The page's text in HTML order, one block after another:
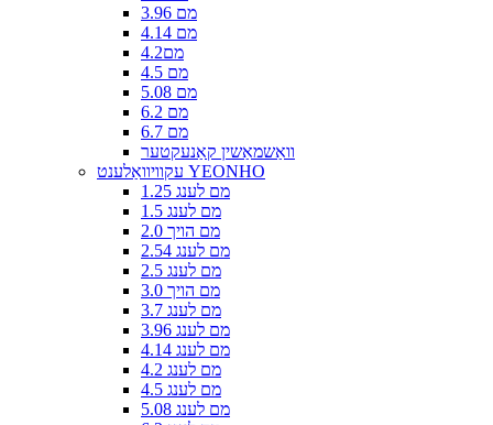
3.96 מם
4.14 מם
4.2מם
4.5 מם
5.08 מם
6.2 מם
6.7 מם
וואַשמאַשין קאַנעקטער
עקוויוואַלענט YEONHO
1.25 מם לענג
1.5 מם לענג
2.0 מם הויך
2.54 מם לענג
2.5 מם לענג
3.0 מם הויך
3.7 מם לענג
3.96 מם לענג
4.14 מם לענג
4.2 מם לענג
4.5 מם לענג
5.08 מם לענג